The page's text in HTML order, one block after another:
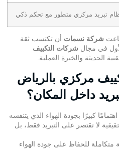
تبريد مركزي متطور مع تحكم ذكي
شركة نسمات أن تكتسب ثقة
في مجال شركات التكييف
الحديثة والخبرة العملية.
مركزي بالرياض
داخل المكان؟
اهتمامًا كبيرًا بجودة الهواء الذي يتنفسه
لا تقتصر على التبريد فقط، بل
للحفاظ على جودة الهواء